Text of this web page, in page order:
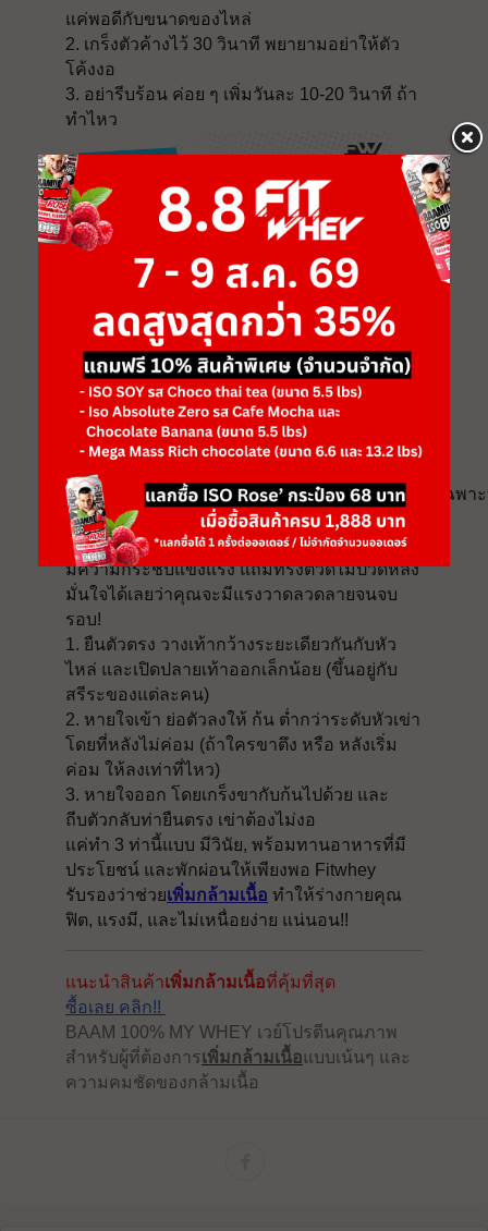
แค่พอดีกับขนาดของไหล่
2. เกร็งตัวค้างไว้ 30 วินาที พยายามอย่าให้ตัว
โค้งงอ
3. อย่ารีบร้อน ค่อย ๆ เพิ่มวันละ 10-20 วินาที ถ้า
ทำไหว
3. Squat
(10-15 ครั้ง / 2-3 เซ็ท): แรงดีไม่มีตก โดยเฉพ
เพราะการทำ Squat จะช่วยสร้างกล้ามเนื้อ
บริเวณช่วงล่างอย่างต้นขา, ก้น, และสะโพก ให้
มีความกระชับแข็งแรง แถมทรงตัวดีไม่ปวดหลัง
มั่นใจได้เลยว่าคุณจะมีแรงวาดลวดลายจนจบ
รอบ!
1. ยืนตัวตรง วางเท้ากว้างระยะเดียวกันกับหัว
ไหล่ และเปิดปลายเท้าออกเล็กน้อย (ขึ้นอยู่กับ
สรีระของแต่ละคน)
2. หายใจเข้า ย่อตัวลงให้ ก้น ต่ำกว่าระดับหัวเข่า
โดยที่หลังไม่ค่อม (ถ้าใครขาตึง หรือ หลังเริ่ม
ค่อม ให้ลงเท่าที่ไหว)
3. หายใจออก โดยเกร็งขากับก้นไปด้วย และ
ถีบตัวกลับท่ายืนตรง เข่าต้องไม่งอ
แค่ทำ 3 ท่านี้แบบ มีวินัย, พร้อมทานอาหารที่มี
ประโยชน์ และพักผ่อนให้เพียงพอ Fitwhey
รับรองว่าช่วยเพิ่มกล้ามเนื้อ ทำให้ร่างกายคุณ
ฟิต, แรงมี, และไม่เหนื่อยง่าย แน่นอน!!
แนะนำสินค้าเพิ่มกล้ามเนื้อที่คุ้มที่สุด
ซื้อเลย คลิก!!
BAAM 100% MY WHEY เวย์โปรตีนคุณภาพ
สำหรับผู้ที่ต้องการเพิ่มกล้ามเนื้อแบบเน้นๆ และ
ความคมชัดของกล้ามเนื้อ